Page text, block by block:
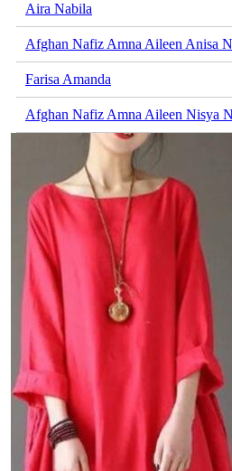
Aira Nabila
Afghan Nafiz Amna Aileen Anisa
Farisa Amanda
Afghan Nafiz Amna Aileen Nisya